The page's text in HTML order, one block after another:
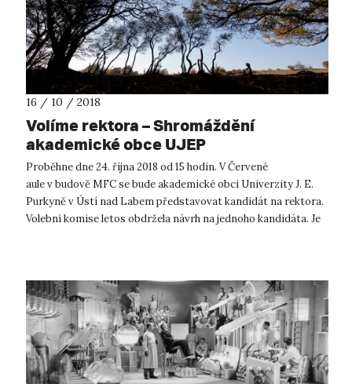
16 / 10 / 2018
Volíme rektora – Shromáždění
akademické obce UJEP
Proběhne dne 24. října 2018 od 15 hodin. V Červené
aule v budově MFC se bude akademické obci Univerzity J. E.
Purkyně v Ústí nad Labem představovat kandidát na rektora.
Volební komise letos obdržela návrh na jednoho kandidáta. Je